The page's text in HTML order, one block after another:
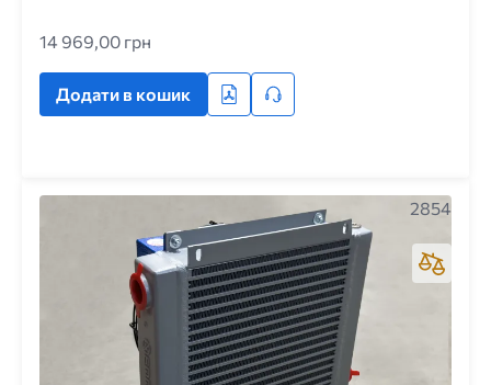
14 969,00 грн
Додати в кошик
2854